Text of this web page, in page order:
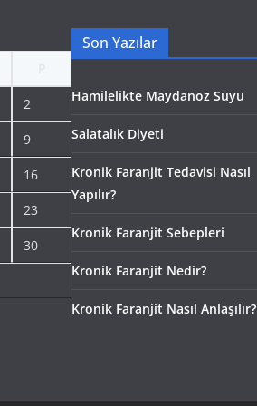
2
9
16
23
30
Son Yazılar
Hamilelikte Maydanoz Suyu
Salatalık Diyeti
Kronik Faranjit Tedavisi Nasıl
Yapılır?
Kronik Faranjit Sebepleri
Kronik Faranjit Nedir?
Kronik Faranjit Nasıl Anlaşılır?